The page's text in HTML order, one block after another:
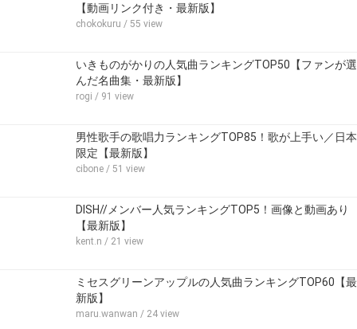
【動画リンク付き・最新版】
chokokuru / 55 view
いきものがかりの人気曲ランキングTOP50【ファンが選
んだ名曲集・最新版】
rogi / 91 view
男性歌手の歌唱力ランキングTOP85！歌が上手い／日本
限定【最新版】
cibone / 51 view
DISH//メンバー人気ランキングTOP5！画像と動画あり
【最新版】
kent.n / 21 view
ミセスグリーンアップルの人気曲ランキングTOP60【最
新版】
maru.wanwan / 24 view